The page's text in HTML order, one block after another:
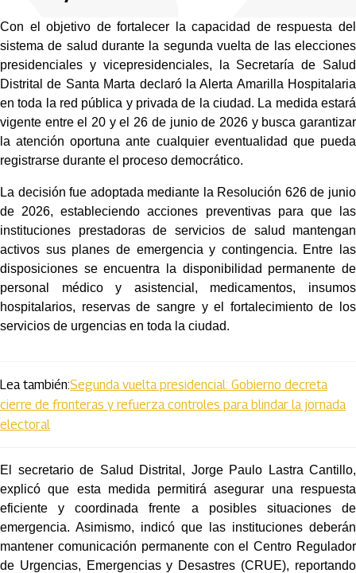
Con el objetivo de fortalecer la capacidad de respuesta del
sistema de salud durante la segunda vuelta de las elecciones
presidenciales y vicepresidenciales, la Secretaría de Salud
Distrital de Santa Marta declaró la Alerta Amarilla Hospitalaria
en toda la red pública y privada de la ciudad. La medida estará
vigente entre el 20 y el 26 de junio de 2026 y busca garantizar
la atención oportuna ante cualquier eventualidad que pueda
registrarse durante el proceso democrático.
La decisión fue adoptada mediante la Resolución 626 de junio
de 2026, estableciendo acciones preventivas para que las
instituciones prestadoras de servicios de salud mantengan
activos sus planes de emergencia y contingencia. Entre las
disposiciones se encuentra la disponibilidad permanente de
personal médico y asistencial, medicamentos, insumos
hospitalarios, reservas de sangre y el fortalecimiento de los
servicios de urgencias en toda la ciudad.
Lea también:Segunda vuelta presidencial: Gobierno decreta
cierre de fronteras y refuerza controles para blindar la jornada
electoral
El secretario de Salud Distrital, Jorge Paulo Lastra Cantillo,
explicó que esta medida permitirá asegurar una respuesta
eficiente y coordinada frente a posibles situaciones de
emergencia. Asimismo, indicó que las instituciones deberán
mantener comunicación permanente con el Centro Regulador
de Urgencias, Emergencias y Desastres (CRUE), reportando